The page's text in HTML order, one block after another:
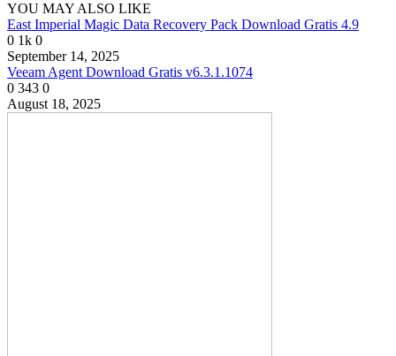
YOU MAY ALSO LIKE
East Imperial Magic Data Recovery Pack Download Gratis 4.9
0 1k 0
September 14, 2025
Veeam Agent Download Gratis v6.3.1.1074
0 343 0
August 18, 2025